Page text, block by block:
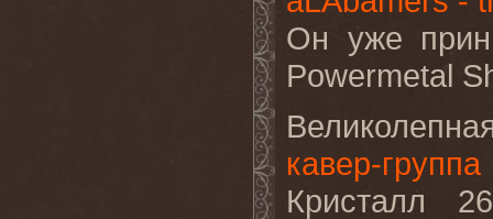
Он уже
Powermetal
кавер-
Кристалл